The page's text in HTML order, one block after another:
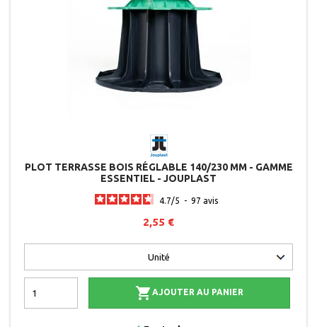
PLOT TERRASSE BOIS RÉGLABLE 140/230 MM - GAMME
ESSENTIEL - JOUPLAST
4.7/5 - 97 avis
2,55 €
 AJOUTER AU PANIER